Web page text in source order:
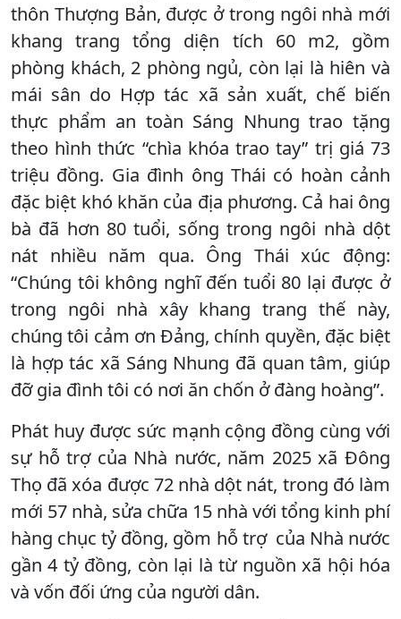
thôn Thượng Bản, được ở trong ngôi nhà mới
khang trang tổng diện tích 60 m2, gồm
phòng khách, 2 phòng ngủ, còn lại là hiên và
mái sân do Hợp tác xã sản xuất, chế biến
thực phẩm an toàn Sáng Nhung trao tặng
theo hình thức “chìa khóa trao tay” trị giá 73
triệu đồng. Gia đình ông Thái có hoàn cảnh
đặc biệt khó khăn của địa phương. Cả hai ông
bà đã hơn 80 tuổi, sống trong ngôi nhà dột
nát nhiều năm qua. Ông Thái xúc động:
“Chúng tôi không nghĩ đến tuổi 80 lại được ở
trong ngôi nhà xây khang trang thế này,
chúng tôi cảm ơn Đảng, chính quyền, đặc biệt
là hợp tác xã Sáng Nhung đã quan tâm, giúp
đỡ gia đình tôi có nơi ăn chốn ở đàng hoàng”.
Phát huy được sức mạnh cộng đồng cùng với
sự hỗ trợ của Nhà nước, năm 2025 xã Đông
Thọ đã xóa được 72 nhà dột nát, trong đó làm
mới 57 nhà, sửa chữa 15 nhà với tổng kinh phí
hàng chục tỷ đồng, gồm hỗ trợ của Nhà nước
gần 4 tỷ đồng, còn lại là từ nguồn xã hội hóa
và vốn đối ứng của người dân.